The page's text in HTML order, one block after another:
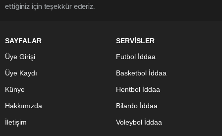
ettiğiniz için teşekkür ederiz.
SAYFALAR
Üye Girişi
Üye Kaydı
Künye
Hakkımızda
İletişim
SERVİSLER
Futbol İddaa
Basketbol İddaa
Hentbol İddaa
Bilardo İddaa
Voleybol İddaa